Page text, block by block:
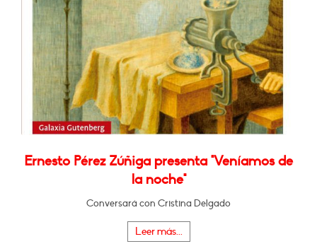
Ernesto Pérez Zúñiga presenta "Veníamos de
la noche"
Conversará con Cristina Delgado
Leer más...